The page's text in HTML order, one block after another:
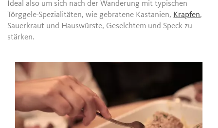
Ideal also um sich nach der Wanderung mit typischen
Törggele-Spezialitäten, wie gebratene Kastanien, Krapfen,
Sauerkraut und Hauswürste, Geselchtem und Speck zu
stärken.